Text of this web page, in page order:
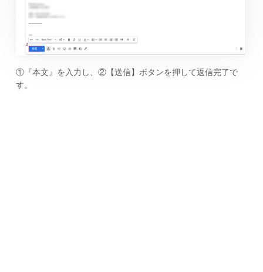
①『本文』を入力し、②【送信】ボタンを押して返信完了で
す。